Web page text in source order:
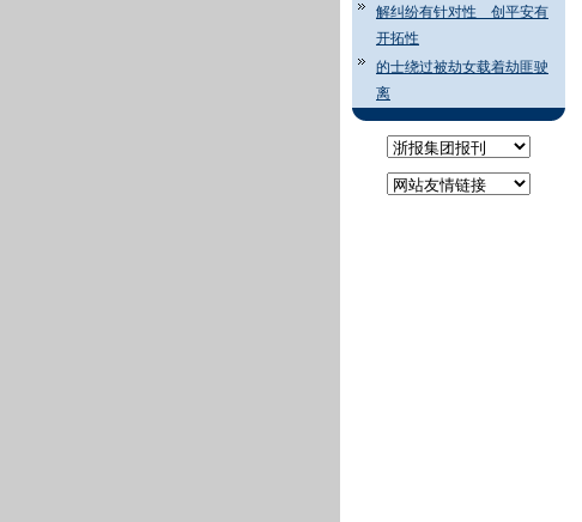
解纠纷有针对性 创平安有
开拓性
的士绕过被劫女载着劫匪驶
离